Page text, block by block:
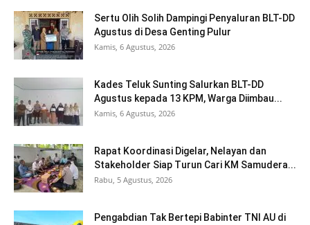
Sertu Olih Solih Dampingi Penyaluran BLT-DD
Agustus di Desa Genting Pulur
Kamis, 6 Agustus, 2026
Kades Teluk Sunting Salurkan BLT-DD
Agustus kepada 13 KPM, Warga Diimbau...
Kamis, 6 Agustus, 2026
Rapat Koordinasi Digelar, Nelayan dan
Stakeholder Siap Turun Cari KM Samudera...
Rabu, 5 Agustus, 2026
Pengabdian Tak Bertepi Babinter TNI AU di